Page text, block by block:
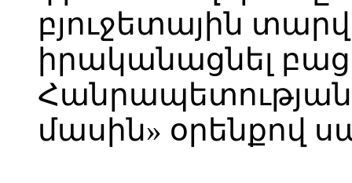
բյուջետային
իրականացնել
մասին» օրենքով